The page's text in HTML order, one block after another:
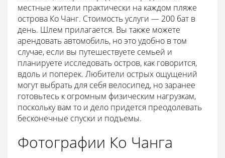
местные жители практически на каждом пляже
острова Ко Чанг. Стоимость услуги — 200 бат в
день. Шлем прилагается. Вы также можете
арендовать автомобиль, но это удобно в том
случае, если вы путешествуете семьей и
планируете исследовать остров, как говорится,
вдоль и поперек. Любители острых ощущений
могут выбрать для себя велосипед, но заранее
готовьтесь к огромным физическим нагрузкам,
поскольку вам то и дело придется преодолевать
бесконечные спуски и подъемы.
Фотографии Ко Чанга